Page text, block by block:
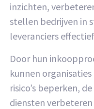
inzichten,
stellen bedrijven in
leveranciers
Door hun
kunnen
risico’s beperken,
diensten verbeteren